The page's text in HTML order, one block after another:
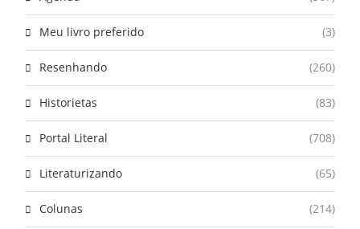
Meu livro preferido (3)
Resenhando (260)
Historietas (83)
Portal Literal (708)
Literaturizando (65)
Colunas (214)